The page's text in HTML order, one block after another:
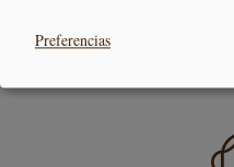
A PARTIR DE 40€
Preferencias